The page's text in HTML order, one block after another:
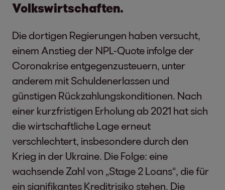
Volkswirtschaften.
Die dortigen Regierungen haben versucht,
einem Anstieg der NPL-Quote infolge der
Coronakrise entgegenzusteuern, unter
anderem mit Schuldenerlassen und
günstigen Rückzahlungskonditionen. Nach
einer kurzfristigen Erholung ab 2021 hat sich
die wirtschaftliche Lage erneut
verschlechtert, insbesondere durch den
Krieg in der Ukraine. Die Folge: eine
wachsende Zahl von „Stage 2 Loans“, die für
ein signifikantes Kreditrisiko stehen. Die